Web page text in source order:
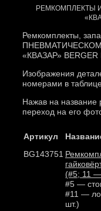
РЕМКОМПЛЕКТЫ
Ремкомплекты,
«КВАЗАР» BERGER
Изображения
номерами в
Нажав на название
переход на его
Артикул
BG143751
(#5; 11
#5 —
#11 —
шт.)